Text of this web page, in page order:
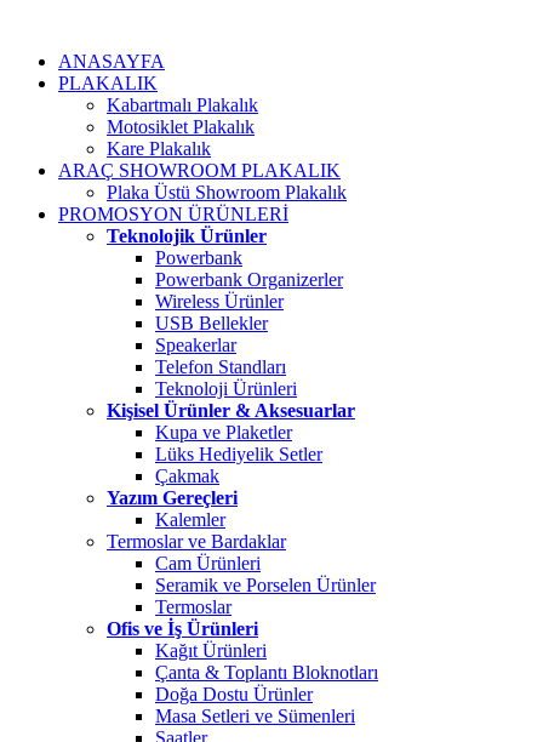
ANASAYFA
PLAKALIK
Kabartmalı Plakalık
Motosiklet Plakalık
Kare Plakalık
ARAÇ SHOWROOM PLAKALIK
Plaka Üstü Showroom Plakalık
PROMOSYON ÜRÜNLERİ
Teknolojik Ürünler
Powerbank
Powerbank Organizerler
Wireless Ürünler
USB Bellekler
Speakerlar
Telefon Standları
Teknoloji Ürünleri
Kişisel Ürünler & Aksesuarlar
Kupa ve Plaketler
Lüks Hediyelik Setler
Çakmak
Yazım Gereçleri
Kalemler
Termoslar ve Bardaklar
Cam Ürünleri
Seramik ve Porselen Ürünler
Termoslar
Ofis ve İş Ürünleri
Kağıt Ürünleri
Çanta & Toplantı Bloknotları
Doğa Dostu Ürünler
Masa Setleri ve Sümenleri
Saatler